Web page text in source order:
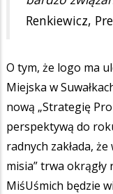
Renkiewicz,
O tym, że logo ma
Miejska w
nową „Strategię
perspektywą do
radnych zakłada,
misia” trwa
MiśUśmich będzie